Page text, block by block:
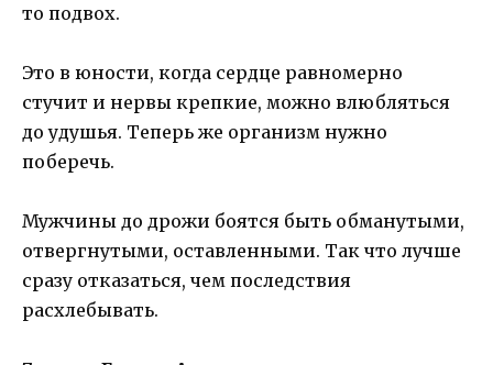
то подвох.
Это в юности, когда сердце равномерно
стучит и нервы крепкие, можно влюбляться
до удушья. Теперь же организм нужно
поберечь.
Мужчины до дрожи боятся быть обманутыми,
отвергнутыми, оставленными. Так что лучше
сразу отказаться, чем последствия
расхлебывать.